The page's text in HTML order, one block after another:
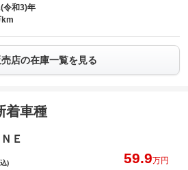
令和3)年
km
店の在庫一覧を見る
着車種
Ｅ
)
59.9万円